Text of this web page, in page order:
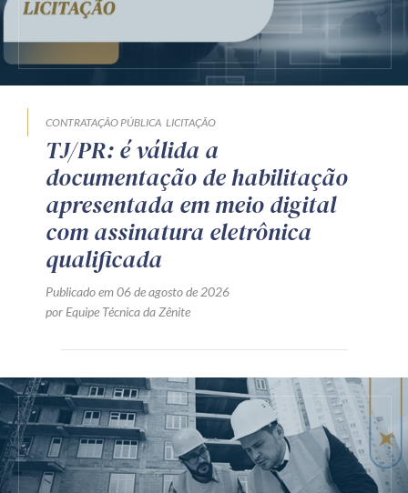
CONTRATAÇÃO PÚBLICA LICITAÇÃO
TJ/PR: é válida a
documentação de habilitação
apresentada em meio digital
com assinatura eletrônica
qualificada
Publicado em 06 de agosto de 2026
por Equipe Técnica da Zênite